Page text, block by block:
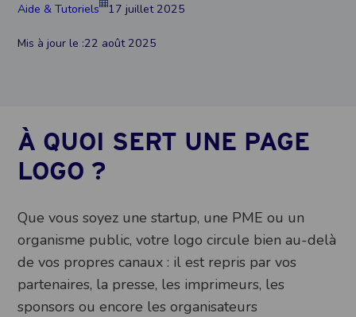
Aide & Tutoriels 17 juillet 2025
Mis à jour le :22 août 2025
À QUOI SERT UNE PAGE
LOGO ?
Que vous soyez une startup, une PME ou un
organisme public, votre logo circule bien au-delà
de vos propres canaux : il est repris par vos
partenaires, la presse, les imprimeurs, les
sponsors ou encore les organisateurs